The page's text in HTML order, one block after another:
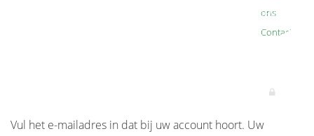
AANMELDEN
Moment geduld a.u.b. ...
ons
Contact
Vul het e-mailadres in dat bij uw account hoort. Uw